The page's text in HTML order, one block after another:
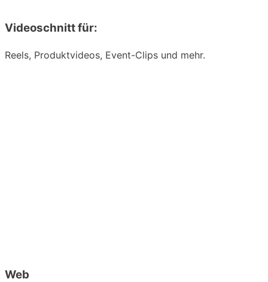
Videoschnitt für:
Reels, Produktvideos, Event-Clips und mehr.
Web